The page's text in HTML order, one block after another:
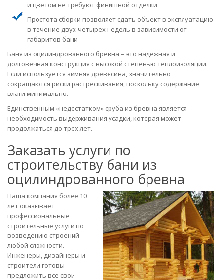
и цветом не требуют финишной отделки
Простота сборки позволяет сдать объект в эксплуатацию
в течение двух-четырех недель в зависимости от
габаритов бани
Баня из оцилиндрованного бревна – это надежная и
долговечная конструкция с высокой степенью теплоизоляции.
Если используется зимняя древесина, значительно
сокращаются риски растрескивания, поскольку содержание
влаги минимально.
Единственным «недостатком» сруба из бревна является
необходимость выдерживания усадки, которая может
продолжаться до трех лет.
Заказать услуги по
строительству бани из
оцилиндрованного бревна
Наша компания более 10
лет оказывает
профессиональные
строительные услуги по
возведению строений
любой сложности.
Инженеры, дизайнеры и
строители готовы
предложить все свои